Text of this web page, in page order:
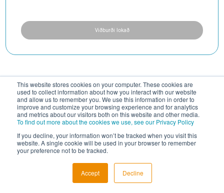
This website stores cookies on your computer. These cookies are
used to collect information about how you interact with our website
and allow us to remember you. We use this information in order to
improve and customize your browsing experience and for analytics
and metrics about our visitors both on this website and other media.
To find out more about the cookies we use, see our Privacy Policy
If you decline, your information won’t be tracked when you visit this
website. A single cookie will be used in your browser to remember
your preference not to be tracked.
Accept Decline
Viðburði lokað